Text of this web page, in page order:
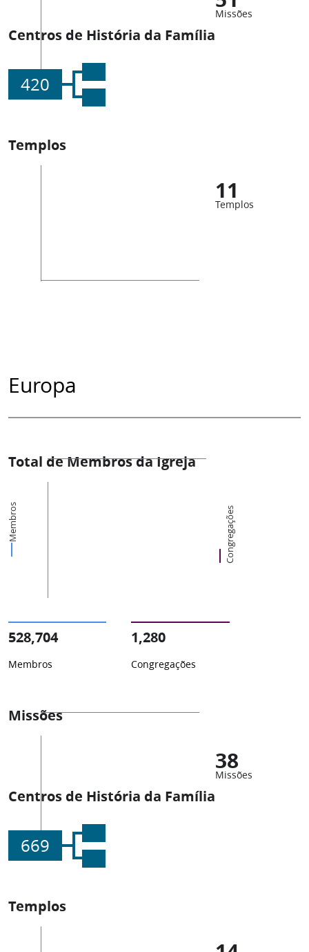
Missões
Centros de História da Família
420
Templos
11
Templos
Europa
Total de Membros da Igreja
Membros Congregações
528,704
Membros
1,280
Congregações
Missões
38
Missões
Centros de História da Família
669
Templos